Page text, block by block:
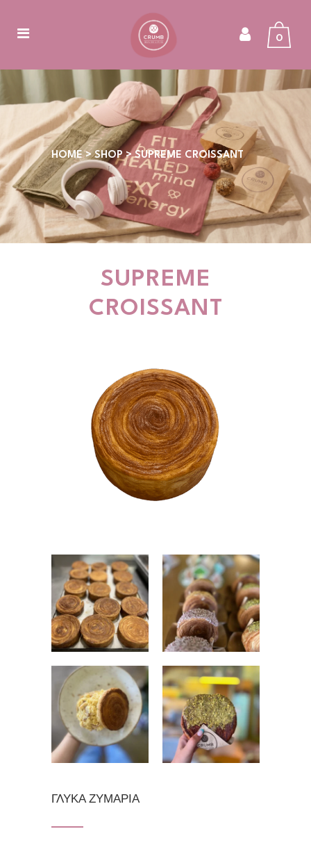
0
HOME>SHOP>SUPREME CROISSANT
SUPREME
CROISSANT
ΓΛΥΚΑ ΖΥΜΑΡΙΑ